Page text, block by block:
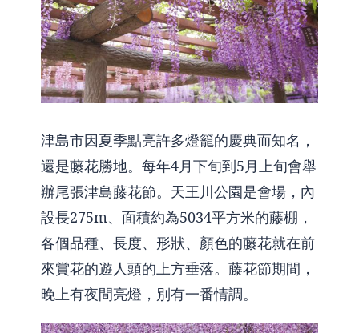
津島市因夏季點亮許多燈籠的慶典而知名，
還是藤花勝地。每年4月下旬到5月上旬會舉
辦尾張津島藤花節。天王川公園是會場，內
設長275m、面積約為5034平方米的藤棚，
各個品種、長度、形狀、顏色的藤花就在前
來賞花的遊人頭的上方垂落。藤花節期間，
晚上有夜間亮燈，別有一番情調。